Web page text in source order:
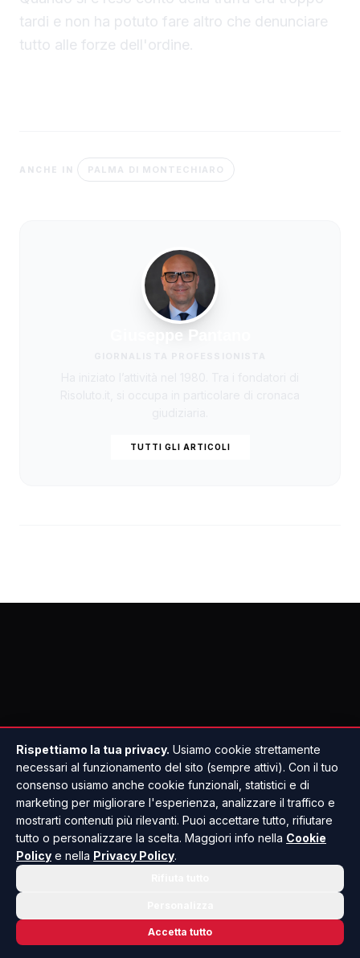
tardi e non ha potuto fare altro che denunciare
tutto alle forze dell'ordine.
ANCHE IN PALMA DI MONTECHIARO
Giuseppe Pantano
TUTTI GLI ARTICOLI
Rispettiamo la tua privacy. Usiamo cookie strettamente
necessari al funzionamento del sito (sempre attivi). Con il tuo
consenso usiamo anche cookie funzionali, statistici e di
marketing per migliorare l'esperienza, analizzare il traffico e
mostrarti contenuti più rilevanti. Puoi accettare tutto, rifiutare
tutto o personalizzare la scelta. Maggiori info nella Cookie
Policy e nella Privacy Policy.
Accetta tutto